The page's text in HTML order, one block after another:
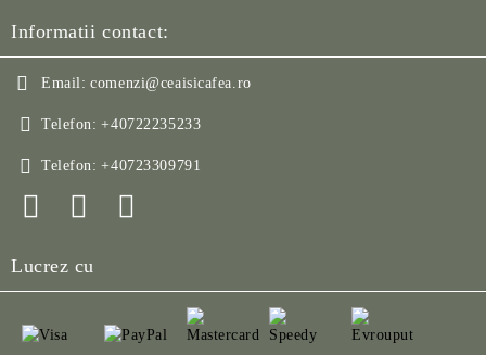
Informatii contact:
Email: comenzi@ceaisicafea.ro
Telefon: +40722235233
Telefon: +40723309791
Lucrez cu